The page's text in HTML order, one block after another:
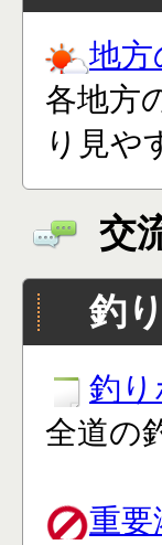
地方
各地方
り見や
交
釣
釣
全道の
重要